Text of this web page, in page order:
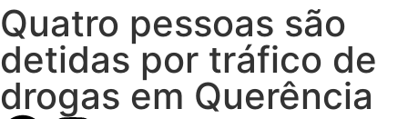
Quatro pessoas são
detidas por tráfico de
drogas em Querência